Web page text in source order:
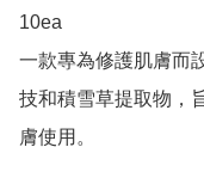
10ea
一款專為修護肌膚而
技和積雪草提取物，
膚使用。